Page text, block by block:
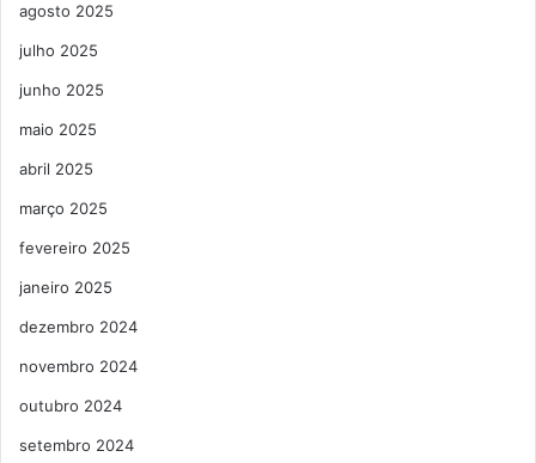
agosto 2025
julho 2025
junho 2025
maio 2025
abril 2025
março 2025
fevereiro 2025
janeiro 2025
dezembro 2024
novembro 2024
outubro 2024
setembro 2024